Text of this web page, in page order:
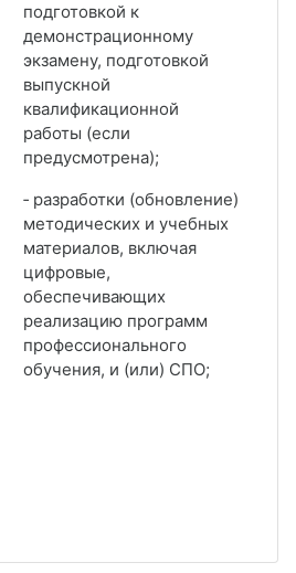
подготовкой к
демонстрационному
экзамену, подготовкой
выпускной
квалификационной
работы (если
предусмотрена);
‑ разработки (обновление)
методических и учебных
материалов, включая
цифровые,
обеспечивающих
реализацию программ
профессионального
обучения, и (или) СПО;